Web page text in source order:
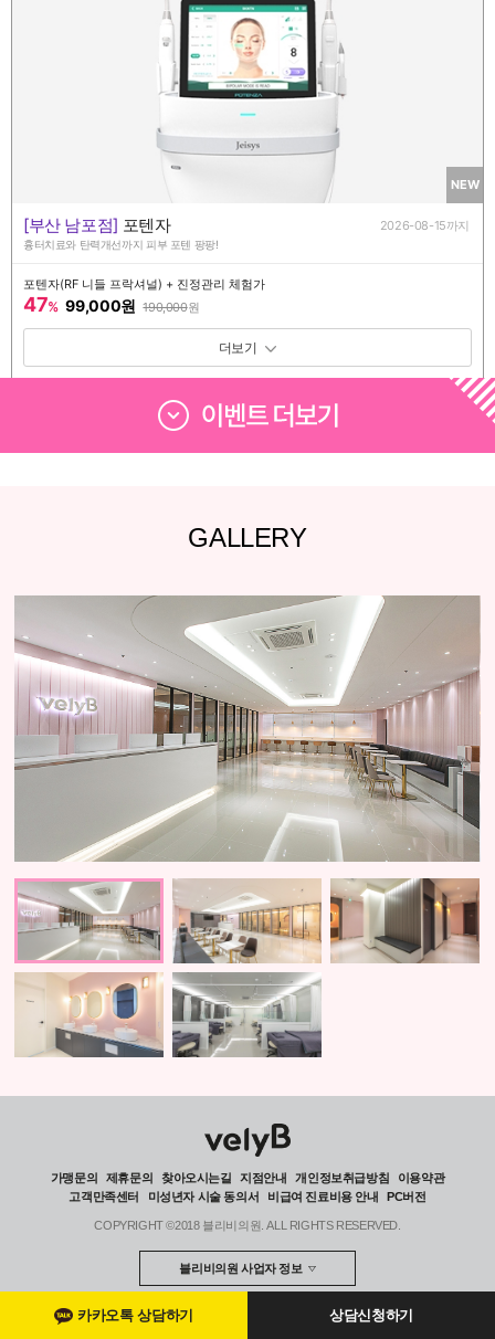
NEW
[부산 남포점] 포텐자 2026-08-15까지
흉터치료와 탄력개선까지 피부 포텐 팡팡!
포텐자(RF 니들 프락셔널) + 진정관리 체험가
47% 99,000원 190,000원
패키지 보기 토글
GALLERY
가맹문의 제휴문의 찾아오시는길 지점안내 개인정보취급방침
이용약관
고객만족센터
미성년자 시술 동의서 비급여 진료비용 안내 PC버전
COPYRIGHT ©2018 블리비의원. ALL RIGHTS RESERVED.
블리비의원 사업자 정보
카카오톡 상담하기 상담신청하기